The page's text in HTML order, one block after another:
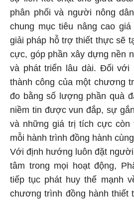
phân phối và người nông
chung mục tiêu nâng cao
giải pháp hỗ trợ thiết thực sẽ
cực, góp phần xây dựng nền
và phát triển lâu dài. Đối với
thành công của một chương
đo bằng số lượng phần quà
niềm tin được vun đắp, sự
và những giá trị tích cực còn
mỗi hành trình đồng hành
Với định hướng luôn đặt
tâm trong mọi hoạt động,
tiếp tục phát huy thế mạnh
chương trình đồng hành thiết